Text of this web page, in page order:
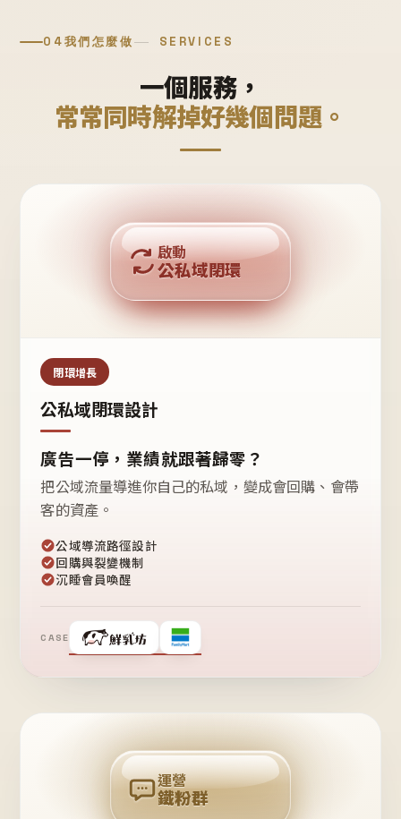
04我們怎麼做 SERVICES
一個服務，
常常同時解掉好幾個問題。
公域流量
私域鐵粉
回購複利
啟動
公私域閉環
閉環增長
公私域閉環設計
廣告一停，業績就跟著歸零？
把公域流量導進你自己的私域，變成會回購、會帶
客的資產。
公域導流路徑設計
回購與裂變機制
沉睡會員喚醒
CASE
❤
粉
回
購
運營
鐵粉群